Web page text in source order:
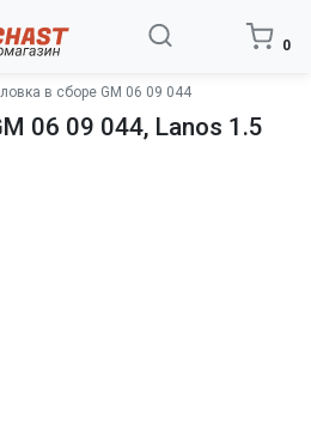
0
в сборе GM 06 09 044
06 09 044, Lanos 1.5